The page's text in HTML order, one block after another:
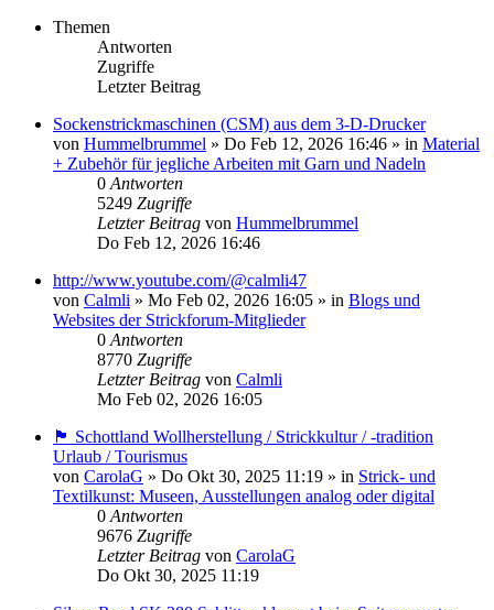
Themen
Antworten
Zugriffe
Letzter Beitrag
Sockenstrickmaschinen (CSM) aus dem 3-D-Drucker
von Hummelbrummel » Do Feb 12, 2026 16:46 » in Material
+ Zubehör für jegliche Arbeiten mit Garn und Nadeln
0 Antworten
5249 Zugriffe
Letzter Beitrag von Hummelbrummel
Do Feb 12, 2026 16:46
http://www.youtube.com/@calmli47
von Calmli » Mo Feb 02, 2026 16:05 » in Blogs und
Websites der Strickforum-Mitglieder
0 Antworten
8770 Zugriffe
Letzter Beitrag von Calmli
Mo Feb 02, 2026 16:05
🏴󠁧󠁢󠁳󠁣󠁴󠁿 Schottland Wollherstellung / Strickkultur / -tradition
Urlaub / Tourismus
von CarolaG » Do Okt 30, 2025 11:19 » in Strick- und
Textilkunst: Museen, Ausstellungen analog oder digital
0 Antworten
9676 Zugriffe
Letzter Beitrag von CarolaG
Do Okt 30, 2025 11:19